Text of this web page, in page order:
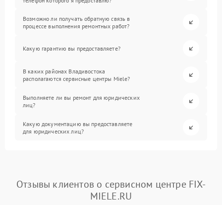
Возможно ли получать обратную связь в
процессе выполнения ремонтных работ?
Какую гарантию вы предоставляете?
В каких районах Владивостока
располагаются сервисные центры Miele?
Выполняете ли вы ремонт для юридических
лиц?
Какую документацию вы предоставляете
для юридических лиц?
Отзывы клиентов о сервисном центре FIX-
MIELE.RU